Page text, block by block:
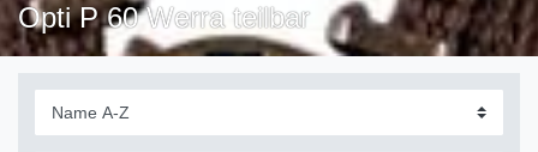
OptiP 60 Werra teilbar